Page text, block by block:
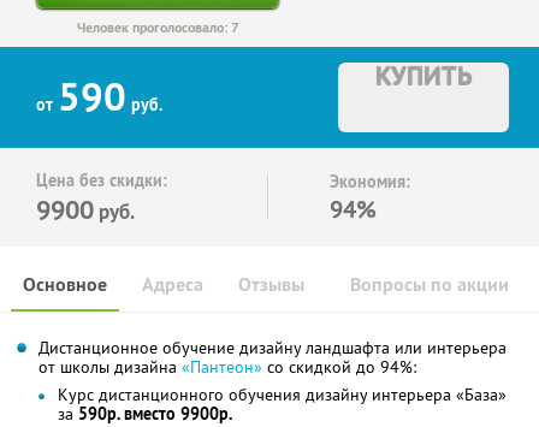
Человек проголосовало: 7
от 590 руб.
КУПИТЬ
Цена без скидки:
9900 руб.
Экономия:
94%
Основное Отзывы Вопросы по акции
Адреса
Дистанционное обучение дизайну ландшафта или интерьера
от школы дизайна «Пантеон» со скидкой до 94%:
Курс дистанционного обучения дизайну интерьера «База»
за 590р. вместо 9900р.